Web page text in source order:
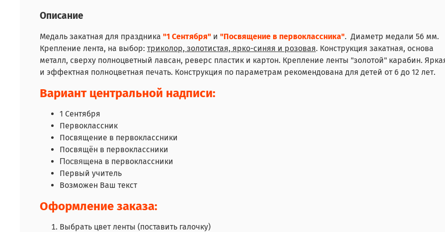
Описание
Медаль закатная для праздника "1 Сентября" и "Посвящение в первоклассника". Диаметр медали 56 мм.
Крепление лента, на выбор: триколор, золотистая, ярко-синяя и розовая. Конструкция закатная, основа
металл, сверху полноцветный лавсан, реверс пластик и картон. Крепление ленты "золотой" карабин.
и эффектная полноцветная печать. Конструкция по параметрам рекомендована для детей от 6 до 12 лет.
Вариант центральной надписи:
1 Сентября
Первоклассник
Посвящение в первоклассники
Посвящён в первоклассники
Посвящена в первоклассники
Первый учитель
Возможен Ваш текст
Оформление заказа:
Выбрать цвет ленты (поставить галочку)